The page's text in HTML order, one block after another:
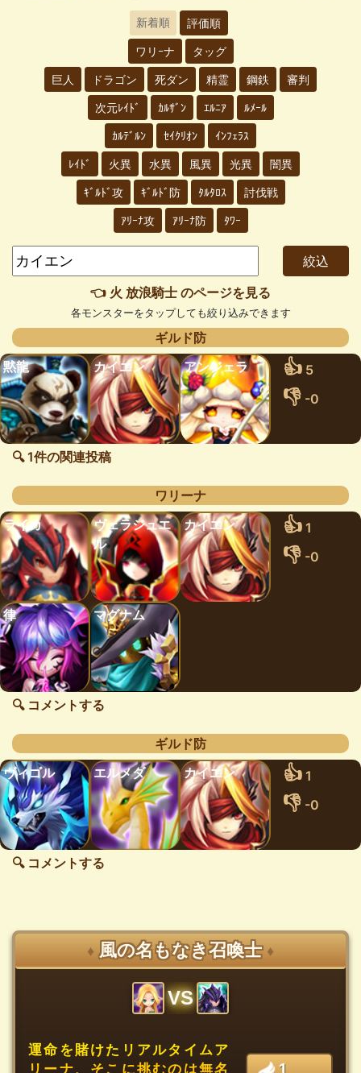
新着順 評価順
ワリｰナ タッグ
巨人 ドラゴン 死ダン 精霊 鋼鉄 審判
次元ﾚｲﾄﾞ ｶﾙｻﾞﾝ ｴﾙﾆｱ ﾙﾒｰﾙ
ｶﾙﾃﾞﾙﾝ ｾｲｸﾘｵﾝ ｲﾝﾌｪﾗｽ
ﾚｲﾄﾞ 火異 水異 風異 光異 闇異
ｷﾞﾙﾄﾞ攻 ｷﾞﾙﾄﾞ防 ﾀﾙﾀﾛｽ 討伐戦
ｱﾘｰﾅ攻 ｱﾘｰﾅ防 ﾀﾜｰ
👈 火 放浪騎士 のページを見る
各モンスターをタップしても絞り込みできます
ギルド防
黙龍
カイエン アンジェラ 👍 5
👎 -0
🔍 1件の関連投稿
ワリーナ
ライカ
ヴェラジュエ
ル
カイエン 👍 1
👎 -0
律 マグナム
🔍 コメントする
ギルド防
ヴィゴル
エルメダ カイエン 👍 1
👎 -0
🔍 コメントする
♦ 風の名もなき召喚士 ♦
VS
運命を賭けたリアルタイムア
リーナ、そこに挑むのは無名
1